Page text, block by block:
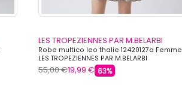
LES TROPEZIENNES PAR M.BELARBI
Robe multico leo thalie 12420127a Femme
LES TROPEZIENNES PAR M.BELARBI
55,00 €19,99 € 63%